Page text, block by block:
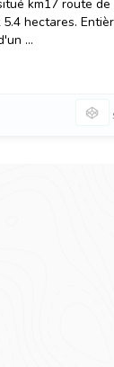
km17 route
hectares.
...